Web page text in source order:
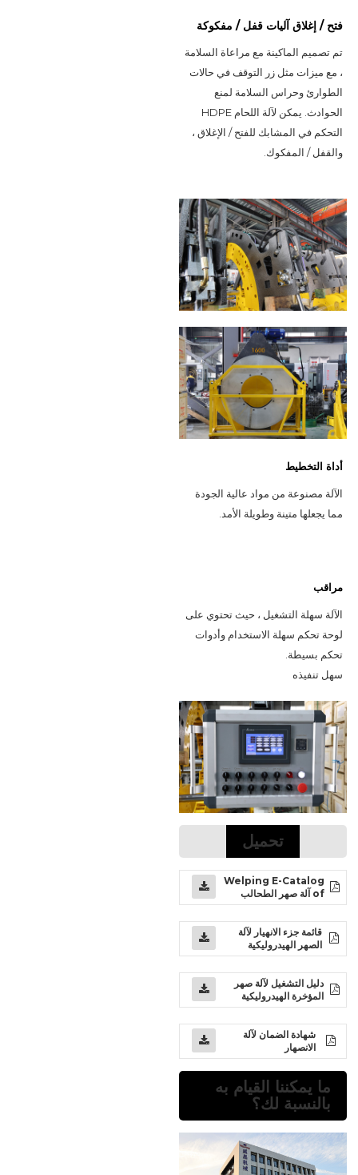
فتح / إغلاق آليات قفل / مفكوكة
والقفل / المفكوك.
أداة التخطيط
مما يجعلها متينة وطويلة الأمد.
مراقب
تحكم بسيطة.
سهل تنفيذه
تحميل
Welping E-Catalog
of آلة صهر الطحالب
قائمة جزء الانهيار لآلة
الصهر الهيدروليكية
دليل التشغيل لآلة صهر
المؤخرة الهيدروليكية
شهادة الضمان لآلة
الانصهار
ما يمكننا القيام به
بالنسبة لك؟